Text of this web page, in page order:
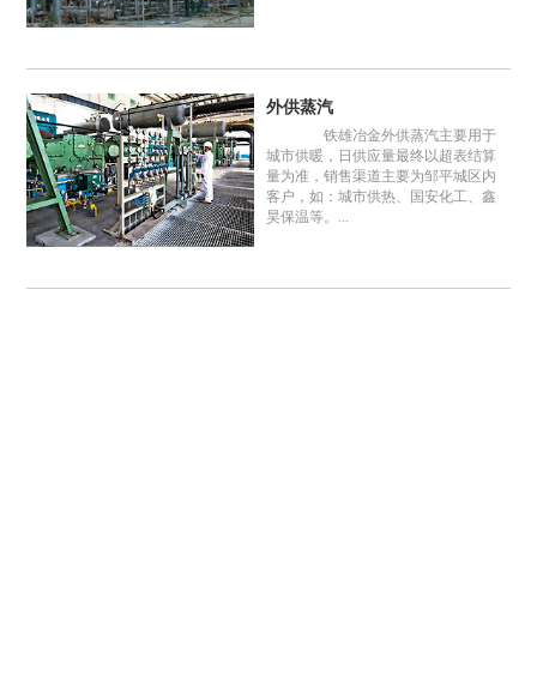
外供蒸汽
铁雄冶金外供蒸汽主要用于
城市供暖，日供应量最终以超表结算
量为准，销售渠道主要为邹平城区内
客户，如：城市供热、国安化工、鑫
昊保温等。...